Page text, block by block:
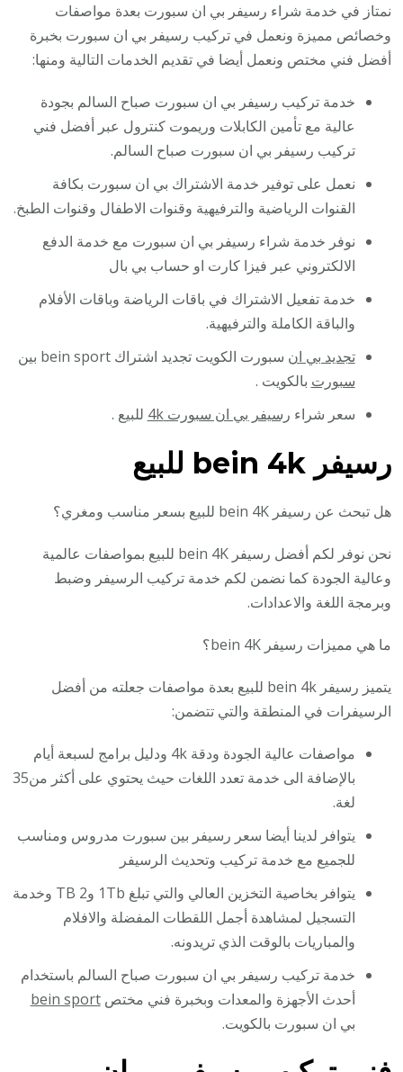
نمتاز في خدمة شراء رسيفر بي ان سبورت بعدة مواصفات
وخصائص مميزة ونعمل في تركيب رسيفر بي ان سبورت بخبرة
أفضل فني مختص ونعمل أيضا في تقديم الخدمات التالية ومنها:
خدمة تركيب رسيفر بي ان سبورت صباح السالم بجودة
عالية مع تأمين الكابلات وريموت كنترول عبر أفضل فني
تركيب رسيفر بي ان سبورت صباح السالم.
نعمل على توفير خدمة الاشتراك بي ان سبورت بكافة
القنوات الرياضية والترفيهية وقنوات الاطفال وقنوات الطبخ.
نوفر خدمة شراء رسيفر بي ان سبورت مع خدمة الدفع
الالكتروني عبر فيزا كارت او حساب بي بال
خدمة تفعيل الاشتراك في باقات الرياضة وباقات الأفلام
والباقة الكاملة والترفيهية.
تجديد بي ان سبورت الكويت تجديد اشتراك bein sport
بين
سبورت بالكويت .
سعر شراء رسيفر بي ان سبورت 4k للبيع .
رسيفر bein 4k للبيع
هل تبحث عن رسيفر bein 4K للبيع بسعر مناسب ومغري؟
نحن نوفر لكم أفضل رسيفر bein 4K للبيع بمواصفات عالمية
وعالية الجودة كما نضمن لكم خدمة تركيب الرسيفر وضبط
وبرمجة اللغة والاعدادات.
ما هي مميزات رسيفر bein 4K؟
يتميز رسيفر bein 4k للبيع بعدة مواصفات جعلته من أفضل
الرسيفرات في المنطقة والتي تتضمن:
مواصفات عالية الجودة ودقة 4k ودليل برامج لسبعة أيام
بالإضافة الى خدمة تعدد اللغات حيث يحتوي على أكثر من35
لغة.
يتوافر لدينا أيضا سعر رسيفر بين سبورت مدروس ومناسب
للجميع مع خدمة تركيب وتحديث الرسيفر
يتوافر بخاصية التخزين العالي والتي تبلغ 1Tb و2 TB وخدمة
التسجيل لمشاهدة أجمل اللقطات المفضلة والافلام
والمباريات بالوقت الذي تريدونه.
خدمة تركيب رسيفر بي ان سبورت صباح السالم باستخدام
أحدث الأجهزة والمعدات وبخبرة فني مختصbein sport
بي ان سبورت بالكويت.